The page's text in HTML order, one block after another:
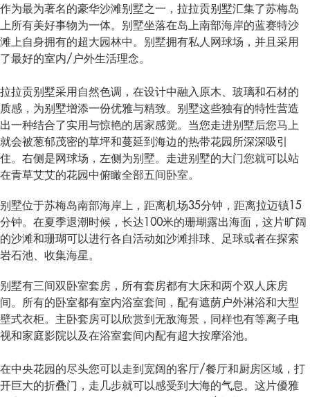
作为最为著名的豪华沙滩别墅之一，拉拉贡别墅汇集了苏梅岛
上所有美好事物为一体。别墅坐落在岛上南部海岸的蓝赛特沙
滩上自身拥有的超大园林中。别墅拥有私人网球场，并且采用
了最好的室内/户外生活理念。
拉拉贡别墅采用自然色调，在设计中融入原木、玻璃和石材的
质感，为别墅增添一份优雅与精致。别墅这些独有的特性营造
出一种结合了实用与惊艳的居家感觉。当您走进别墅后您马上
就会被葱郁茂密的草坪和蔓延到海边的热带花园所深深吸引
住。右侧是网球场，左侧为别墅。走进别墅的大门您就可以站
在青草艾艾的花园中俯瞰全部五间卧室。
别墅位于苏梅岛南部海岸上，距离机场35分钟，距离拉迈镇15
分钟。在夏季退潮时候，长达100米的珊瑚露出海面，这片旷阔
的沙滩和珊瑚可以进行各自活动如沙滩排球、足球或者在探索
岩石池、收集海星。
别墅有三间双卧室套房，所有套房都有大床和两个双人床房
间。所有的卧室都有室内浴室套间，配有遮荫户外淋浴和大型
壁式衣柜。主卧套房可以欣赏到无敌海景，同样也有等离子电
视和家庭影院以及在浴室套间内配有超大按摩浴池。
在中央花园的尽头您可以走到宽阔的客厅/餐厅和厨房区域，打
开巨大的折叠门，走几步就可以感受到大海的气息。这片優雅